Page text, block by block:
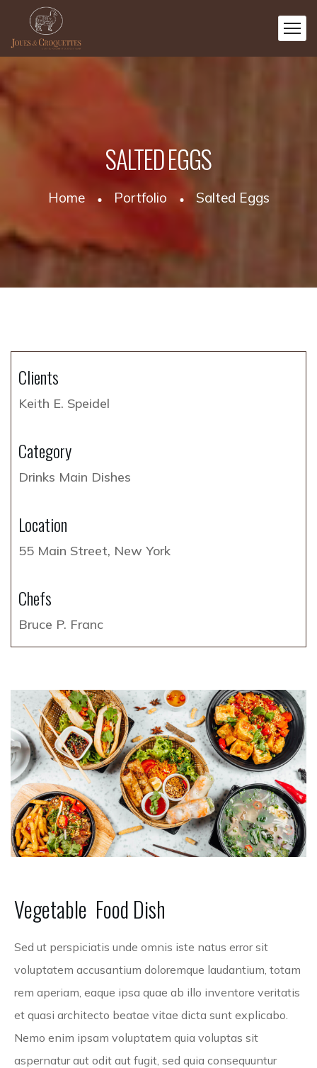
SALTED EGGS
Home Portfolio Salted Eggs
Clients
Keith E. Speidel
Category
Drinks Main Dishes
Location
55 Main Street, New York
Chefs
Bruce P. Franc
Vegetable Food Dish
Sed ut perspiciatis unde omnis iste natus error sit
voluptatem accusantium doloremque laudantium, totam
rem aperiam, eaque ipsa quae ab illo inventore veritatis
et quasi architecto beatae vitae dicta sunt explicabo.
Nemo enim ipsam voluptatem quia voluptas sit
aspernatur aut odit aut fugit, sed quia consequuntur